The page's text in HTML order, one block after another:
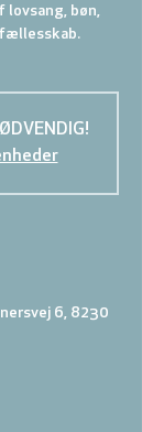
lovsang, bøn,
6, 8230